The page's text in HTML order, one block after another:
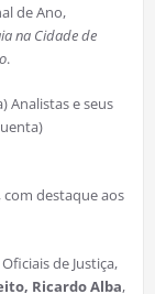
de Ano,
na Cidade de
.
Analistas e seus
destaque aos
de Justiça,
Ricardo Alba,